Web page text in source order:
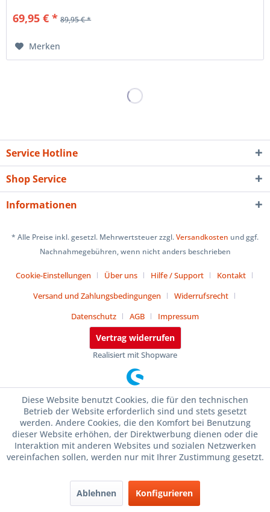
69,95 € * 89,95 € *
Merken
Service Hotline
Shop Service
Informationen
* Alle Preise inkl. gesetzl. Mehrwertsteuer zzgl.Versandkosten und ggf.
Nachnahmegebühren, wenn nicht anders beschrieben
Cookie-Einstellungen Über uns Hilfe / Support
Kontakt
Versand und Zahlungsbedingungen
Widerrufsrecht
Datenschutz
AGB Impressum
Vertrag widerrufen
Realisiert mit Shopware
Diese Website benutzt Cookies, die für den technischen
Betrieb der Website erforderlich sind und stets gesetzt
werden. Andere Cookies, die den Komfort bei Benutzung
dieser Website erhöhen, der Direktwerbung dienen oder die
Interaktion mit anderen Websites und sozialen Netzwerken
vereinfachen sollen, werden nur mit Ihrer Zustimmung gesetzt.
Ablehnen Konfigurieren